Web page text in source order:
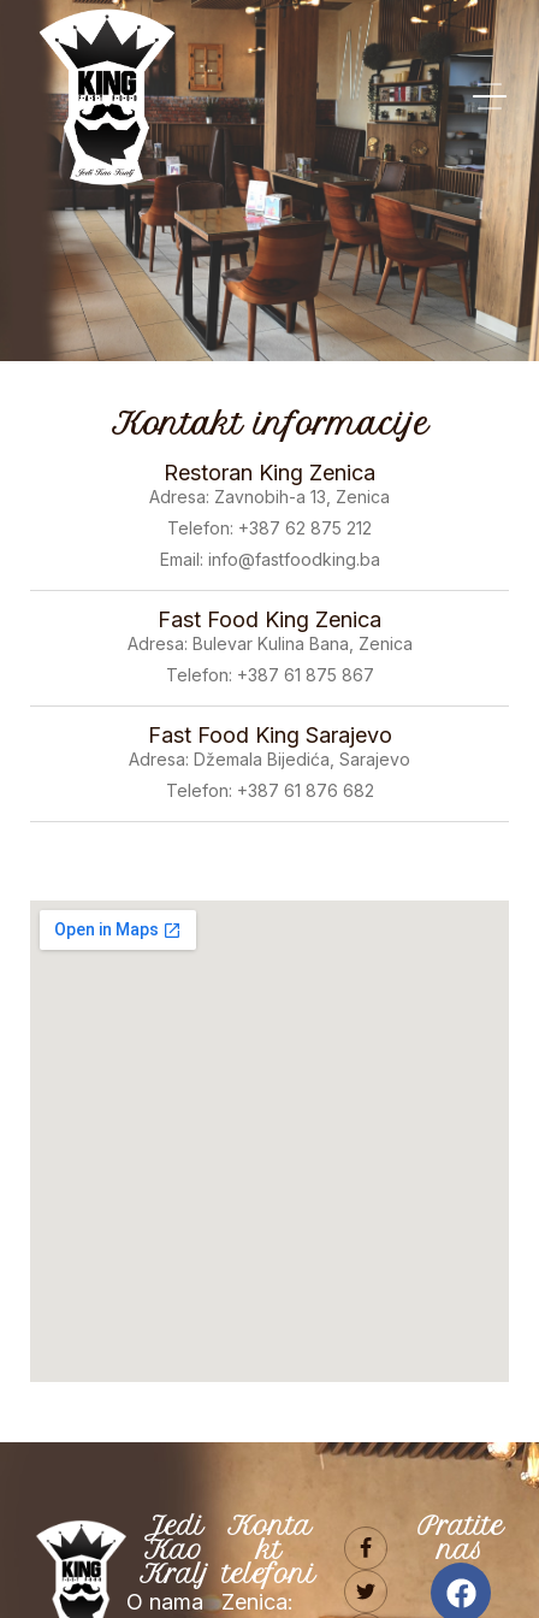
Kontakt informacije
Restoran King Zenica
Adresa: Zavnobih-a 13, Zenica
Telefon: +387 62 875 212
Email: info@fastfoodking.ba
Fast Food King Zenica
Adresa: Bulevar Kulina Bana, Zenica
Telefon: +387 61 875 867
Fast Food King Sarajevo
Adresa: Džemala Bijedića, Sarajevo
Telefon: +387 61 876 682
Jedi
Kao
Kralj
O nama
Konta
kt
telefoni
Zenica:
Pratite
nas